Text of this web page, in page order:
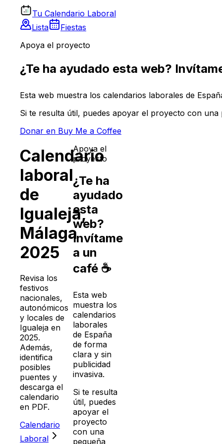
Tu Calendario Laboral
Lista
Fiestas
Apoya el proyecto
¿Te ha ayudado esta web?
Esta web muestra los calendarios laborales de
Si te resulta útil, puedes apoyar el proyecto con una
Donar en Buy Me a Coffee
Calendario
laboral
de
Igualeja,
Málaga
2025
Revisa los
festivos
nacionales,
autonómicos
y locales de
Igualeja en
2025.
Además,
identifica
posibles
puentes y
descarga el
calendario
en PDF.
Calendario
Laboral
Apoya el
proyecto
¿Te ha
ayudado
esta
web?
Invítame
a un
café ☕
Esta web
muestra los
calendarios
laborales
de España
de forma
clara y sin
publicidad
invasiva.
Si te resulta
útil, puedes
apoyar el
proyecto
con una
pequeña